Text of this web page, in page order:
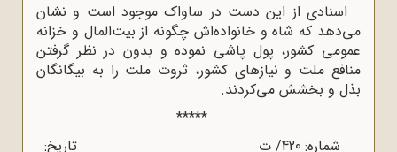
اسنادی از این دست در ساواک موجود است و نشان
می‌دهد که شاه و خانواده‌اش چگونه از بیت‌المال و خزانه
عمومی کشور، پول پاشی نموده و بدون در نظر گرفتن
منافع ملت و نیازهای کشور، ثروت ملت را به بیگانگان
بذل و بخشش می‌کردند.
*****
شماره: 420/ ت تاریخ: